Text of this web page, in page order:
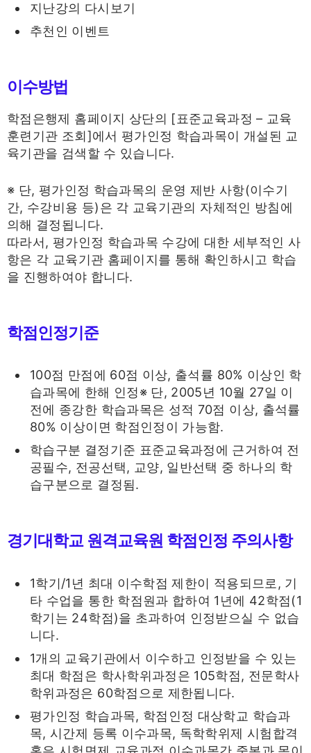
지난강의 다시보기
추천인 이벤트
이수방법
학점은행제 홈페이지 상단의 [표준교육과정 – 교육
훈련기관 조회]에서 평가인정 학습과목이 개설된 교
육기관을 검색할 수 있습니다.
※ 단, 평가인정 학습과목의 운영 제반 사항(이수기
간, 수강비용 등)은 각 교육기관의 자체적인 방침에
의해 결정됩니다.
따라서, 평가인정 학습과목 수강에 대한 세부적인 사
항은 각 교육기관 홈페이지를 통해 확인하시고 학습
을 진행하여야 합니다.
학점인정기준
100점 만점에 60점 이상, 출석률 80% 이상인 학
습과목에 한해 인정※ 단, 2005년 10월 27일 이
전에 종강한 학습과목은 성적 70점 이상, 출석률
80% 이상이면 학점인정이 가능함.
학습구분 결정기준 표준교육과정에 근거하여 전
공필수, 전공선택, 교양, 일반선택 중 하나의 학
습구분으로 결정됨.
경기대학교 원격교육원 학점인정 주의사항
1학기/1년 최대 이수학점 제한이 적용되므로, 기
타 수업을 통한 학점원과 합하여 1년에 42학점(1
학기는 24학점)을 초과하여 인정받으실 수 없습
니다.
1개의 교육기관에서 이수하고 인정받을 수 있는
최대 학점은 학사학위과정은 105학점, 전문학사
학위과정은 60학점으로 제한됩니다.
평가인정 학습과목, 학점인정 대상학교 학습과
목, 시간제 등록 이수과목, 독학학위제 시험합격